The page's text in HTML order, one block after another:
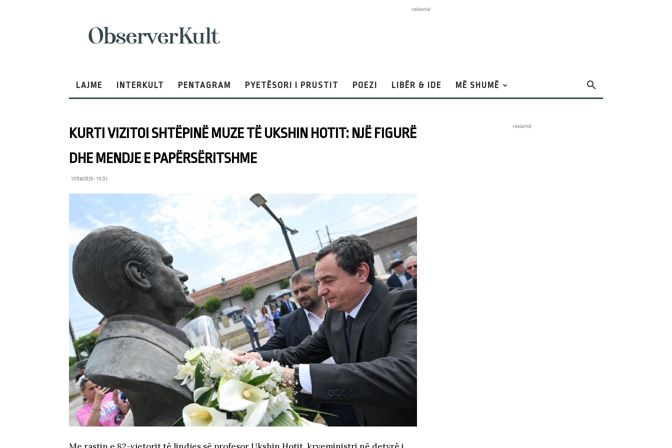
reklamë
LAJME INTERKULT PENTAGRAM PYETËSORI I PRUSTIT POEZI LIBËR & IDE MË SHUMË
KURTI VIZITOI SHTËPINË MUZE TË UKSHIN HOTIT: NJË FIGURË
DHE MENDJE E PAPËRSËRITSHME
17/06/2025 • 15:01
reklamë